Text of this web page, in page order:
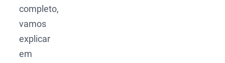
completo,
vamos
explicar
em